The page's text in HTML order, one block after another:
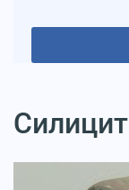
Силицит